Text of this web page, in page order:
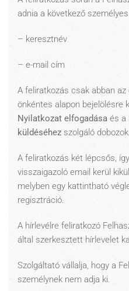
adnia a következő
– keresztnév
– e-mail cím
A feliratkozás csak abban
önkéntes alapon bejelölésre
Nyilatkozat elfogadása és a
küldéséhez szolgáló
A feliratkozás két lépcsős,
visszaigazoló email kerül
melyben egy kattintható
regisztráció.
A hírlevélre feliratkozó
által szerkesztett hírlevelet
Szolgáltató vállalja, hogy a
személynek nem adja ki.